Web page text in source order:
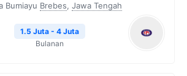
Bumiayu Brebes, Jawa Tengah
1.5 Juta - 4 Juta
Bulanan